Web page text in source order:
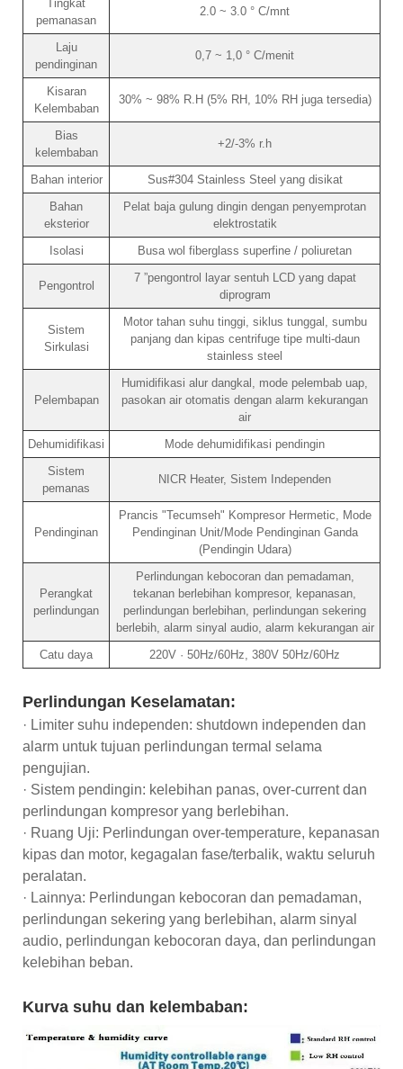
Tingkat
pemanasan
2.0 ~ 3.0 ° C/mnt
Laju
pendinginan
0,7 ~ 1,0 ° C/menit
Kisaran
Kelembaban
30% ~ 98% R.H (5% RH, 10% RH juga tersedia)
Bias
kelembaban
+2/-3% r.h
Bahan interior
Sus#304 Stainless Steel yang disikat
Bahan
eksterior
Pelat baja gulung dingin dengan penyemprotan
elektrostatik
Isolasi
Busa wol fiberglass superfine / poliuretan
Pengontrol
7 ”pengontrol layar sentuh LCD yang dapat
diprogram
Sistem
Sirkulasi
Motor tahan suhu tinggi, siklus tunggal, sumbu
panjang dan kipas centrifuge tipe multi-daun
stainless steel
Pelembapan
Humidifikasi alur dangkal, mode pelembab uap,
pasokan air otomatis dengan alarm kekurangan
air
Dehumidifikasi
Mode dehumidifikasi pendingin
Sistem
pemanas
NICR Heater, Sistem Independen
Pendinginan
Prancis "Tecumseh" Kompresor Hermetic, Mode
Pendinginan Unit/Mode Pendinginan Ganda
(Pendingin Udara)
Perangkat
perlindungan
Perlindungan kebocoran dan pemadaman,
tekanan berlebihan kompresor, kepanasan,
perlindungan berlebihan, perlindungan sekering
berlebih, alarm sinyal audio, alarm kekurangan air
Catu daya
220V · 50Hz/60Hz, 380V 50Hz/60Hz
Perlindungan Keselamatan:
· Limiter suhu independen: shutdown independen dan
alarm untuk tujuan perlindungan termal selama
pengujian.
· Sistem pendingin: kelebihan panas, over-current dan
perlindungan kompresor yang berlebihan.
· Ruang Uji: Perlindungan over-temperature, kepanasan
kipas dan motor, kegagalan fase/terbalik, waktu seluruh
peralatan.
· Lainnya: Perlindungan kebocoran dan pemadaman,
perlindungan sekering yang berlebihan, alarm sinyal
audio, perlindungan kebocoran daya, dan perlindungan
kelebihan beban.
Kurva suhu dan kelembaban: